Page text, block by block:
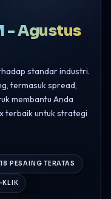
- Agustus
standar industri.
termasuk spread,
membantu Anda
terbaik untuk strategi
18 PESAING TERATAS
KLIK